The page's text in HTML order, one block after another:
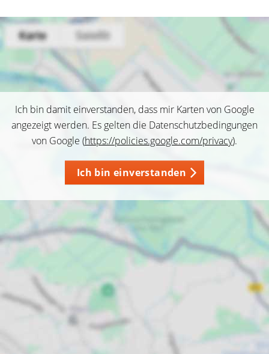
Ich bin damit einverstanden, dass mir Karten von Google
angezeigt werden. Es gelten die Datenschutzbedingungen
von Google (https://policies.google.com/privacy).
Ich bin einverstanden